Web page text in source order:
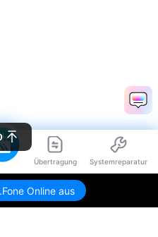
Übertragung Systemreparatur
Online aus